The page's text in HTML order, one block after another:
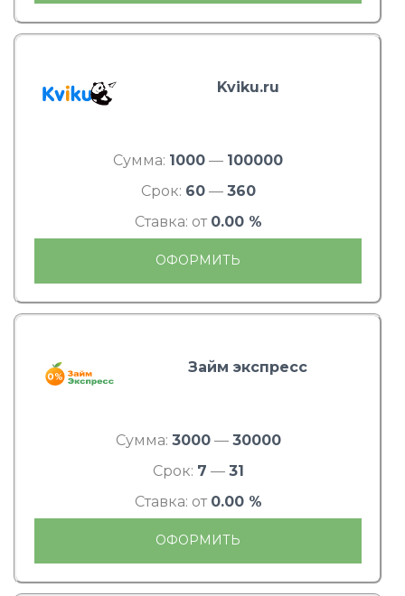
Kviku.ru
Сумма: 1000 — 100000
Срок: 60— 360
Ставка: от 0.00 %
ОФОРМИТЬ
Займ экспресс
Сумма: 3000— 30000
Срок: 7 — 31
Ставка: от 0.00 %
ОФОРМИТЬ